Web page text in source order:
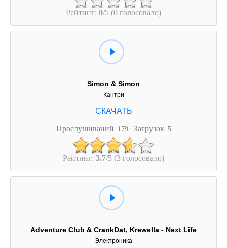
Рейтинг: 0/5 (0 голосовало)
Simon & Simon
Кантри
Прослушиваний 179 | Загрузок 5
Рейтинг: 3.7/5 (3 голосовало)
Adventure Club & CrankDat, Krewella - Next Life
Электроника